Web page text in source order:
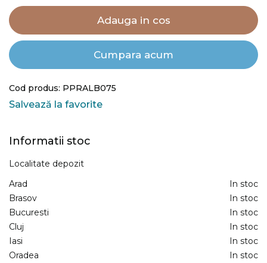
Adauga in cos
Cumpara acum
Cod produs: PPRALB075
Salvează la favorite
Informatii stoc
Localitate depozit
Arad
In stoc
Brasov
In stoc
Bucuresti
In stoc
Cluj
In stoc
Iasi
In stoc
Oradea
In stoc